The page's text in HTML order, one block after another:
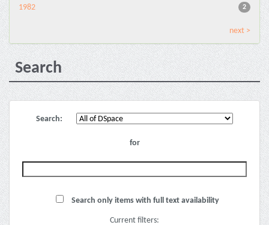
2
1982
next >
Search
Search:
for
Search only items with full text availability
Current filters: